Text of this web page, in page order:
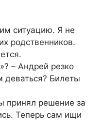
ситуацию. Я не
родственников.
– Андрей резко
деваться? Билеты
принял решение за
Теперь сам ищи